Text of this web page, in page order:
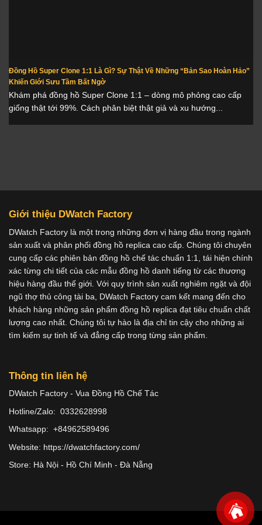
Đồng Hồ Super Clone 1:1 Là Gì? Sự Thật Về Những “Bản Sao Hoàn Hảo”
Khiến Giới Sưu Tầm Bất Ngờ
Khám phá đồng hồ Super Clone 1:1 – dòng mô phỏng cao cấp
giống thật tới 99%. Cách phân biệt thật giả và xu hướng...
Giới thiệu DWatch Factory
DWatch Factory là một trong những đơn vị hàng đầu trong ngành
sản xuất và phân phối đồng hồ replica cao cấp. Chúng tôi chuyên
cung cấp các phiên bản đồng hồ chế tác chuẩn 1:1, tái hiện chính
xác từng chi tiết của các mẫu đồng hồ danh tiếng từ các thương
hiệu hàng đầu thế giới. Với quy trình sản xuất nghiêm ngặt và đội
ngũ thợ thủ công tài ba, DWatch Factory cam kết mang đến cho
khách hàng những sản phẩm đồng hồ replica đạt tiêu chuẩn chất
lượng cao nhất. Chúng tôi tự hào là địa chỉ tin cậy cho những ai
tìm kiếm sự tinh tế và đẳng cấp trong từng sản phẩm.
Thông tin liên hệ
DWatch Factory - Vua Đồng Hồ Chế Tác
Hotline/Zalo: 0332628998
Whatsapp: +84962589496
Website: https://dwatchfactory.com/
Store: Hà Nội - Hồ Chí Minh - Đà Nẵng